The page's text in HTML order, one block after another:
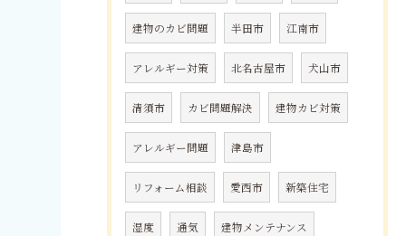
建物のカビ問題 半田市 江南市
アレルギー対策 北名古屋市 犬山市
清須市 カビ問題解決 建物カビ対策
アレルギー問題 津島市
リフォーム相談 愛西市 新築住宅
湿度 通気 建物メンテナンス